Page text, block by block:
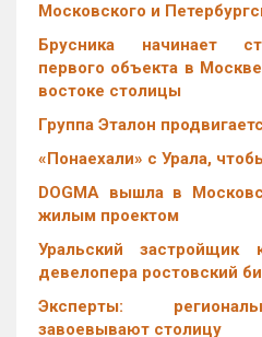
Московского и
Брусника начинает
первого объекта в
востоке столицы
Группа Эталон
«Понаехали» с Урала,
DOGMA вышла в
жилым проектом
Уральский застройщик
девелопера ростовский
Эксперты:
завоевывают столицу